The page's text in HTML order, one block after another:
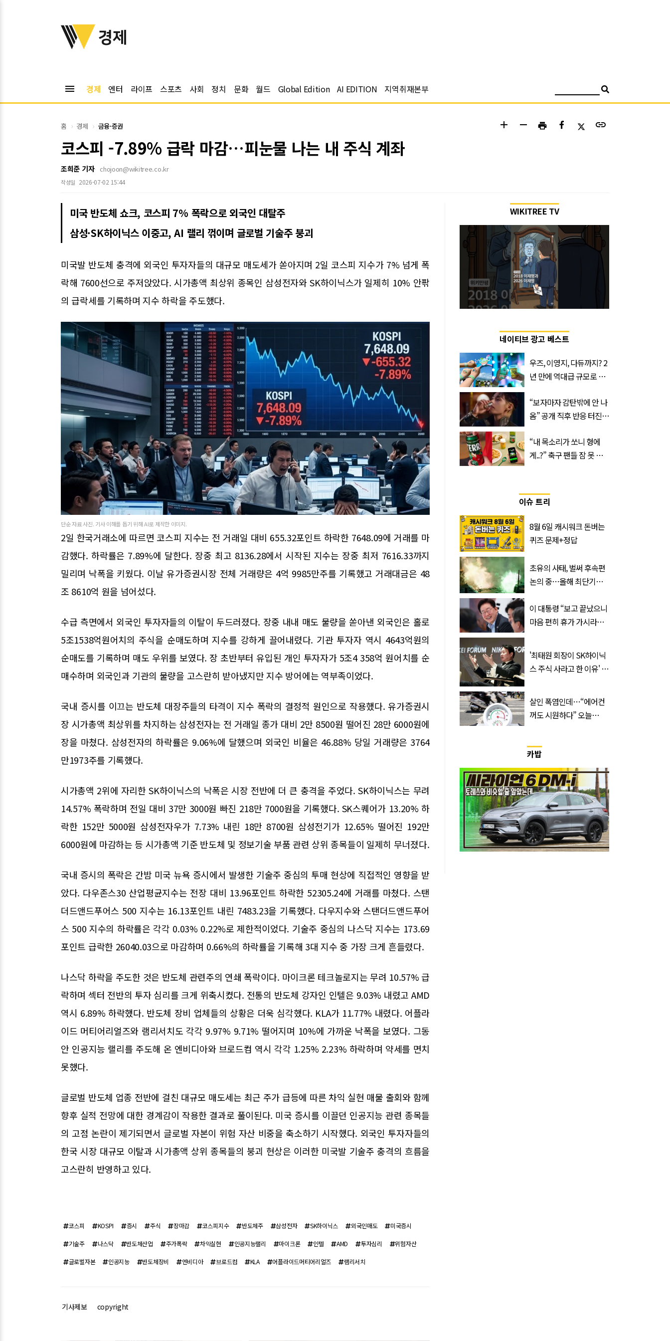
위키트리
경제
menu 경제 엔터 라이프 스포츠 사회 정치 문화 월드 Global Edition AI EDITION 지역취재본부
홈 경제 금융·증권 add remove print link
코스피 -7.89% 급락 마감…피눈물 나는 내 주식 계좌
조희준 기자 chojoon@wikitree.co.kr
작성일 2026-07-02 15:44
미국 반도체 쇼크, 코스피 7% 폭락으로 외국인 대탈주
삼성·SK하이닉스 이중고, AI 랠리 꺾이며 글로벌 기술주 붕괴
미국발 반도체 충격에 외국인 투자자들의 대규모 매도세가 쏟아지며 2일 코스피 지수가 7% 넘게 폭
락해 7600선으로 주저앉았다. 시가총액 최상위 종목인 삼성전자와 SK하이닉스가 일제히 10% 안팎
의 급락세를 기록하며 지수 하락을 주도했다.
단순 자료 사진. 기사 이해를 돕기 위해 AI로 제작한 이미지.
2일 한국거래소에 따르면 코스피 지수는 전 거래일 대비 655.32포인트 하락한 7648.09에 거래를 마
감했다. 하락률은 7.89%에 달한다. 장중 최고 8136.28에서 시작된 지수는 장중 최저 7616.33까지
밀리며 낙폭을 키웠다. 이날 유가증권시장 전체 거래량은 4억 9985만주를 기록했고 거래대금은 48
조 8610억 원을 넘어섰다.
수급 측면에서 외국인 투자자들의 이탈이 두드러졌다. 장중 내내 매도 물량을 쏟아낸 외국인은 홀로
5조1538억원어치의 주식을 순매도하며 지수를 강하게 끌어내렸다. 기관 투자자 역시 4643억원의
순매도를 기록하며 매도 우위를 보였다. 장 초반부터 유입된 개인 투자자가 5조4 358억 원어치를 순
매수하며 외국인과 기관의 물량을 고스란히 받아냈지만 지수 방어에는 역부족이었다.
국내 증시를 이끄는 반도체 대장주들의 타격이 지수 폭락의 결정적 원인으로 작용했다. 유가증권시
장 시가총액 최상위를 차지하는 삼성전자는 전 거래일 종가 대비 2만 8500원 떨어진 28만 6000원에
장을 마쳤다. 삼성전자의 하락률은 9.06%에 달했으며 외국인 비율은 46.88% 당일 거래량은 3764
만1973주를 기록했다.
시가총액 2위에 자리한 SK하이닉스의 낙폭은 시장 전반에 더 큰 충격을 주었다. SK하이닉스는 무려
14.57% 폭락하며 전일 대비 37만 3000원 빠진 218만 7000원을 기록했다. SK스퀘어가 13.20% 하
락한 152만 5000원 삼성전자우가 7.73% 내린 18만 8700원 삼성전기가 12.65% 떨어진 192만
6000원에 마감하는 등 시가총액 기준 반도체 및 정보기술 부품 관련 상위 종목들이 일제히 무너졌다.
국내 증시의 폭락은 간밤 미국 뉴욕 증시에서 발생한 기술주 중심의 투매 현상에 직접적인 영향을 받
았다. 다우존스30 산업평균지수는 전장 대비 13.96포인트 하락한 52305.24에 거래를 마쳤다. 스탠
더드앤드푸어스 500 지수는 16.13포인트 내린 7483.23을 기록했다. 다우지수와 스탠더드앤드푸어
스 500 지수의 하락률은 각각 0.03% 0.22%로 제한적이었다. 기술주 중심의 나스닥 지수는 173.69
포인트 급락한 26040.03으로 마감하며 0.66%의 하락률을 기록해 3대 지수 중 가장 크게 흔들렸다.
나스닥 하락을 주도한 것은 반도체 관련주의 연쇄 폭락이다. 마이크론 테크놀로지는 무려 10.57% 급
락하며 섹터 전반의 투자 심리를 크게 위축시켰다. 전통의 반도체 강자인 인텔은 9.03% 내렸고 AMD
역시 6.89% 하락했다. 반도체 장비 업체들의 상황은 더욱 심각했다. KLA가 11.77% 내렸다. 어플라
이드 머티어리얼즈와 램리서치도 각각 9.97% 9.71% 떨어지며 10%에 가까운 낙폭을 보였다. 그동
안 인공지능 랠리를 주도해 온 엔비디아와 브로드컴 역시 각각 1.25% 2.23% 하락하며 약세를 면치
못했다.
글로벌 반도체 업종 전반에 걸친 대규모 매도세는 최근 주가 급등에 따른 차익 실현 매물 출회와 함께
향후 실적 전망에 대한 경계감이 작용한 결과로 풀이된다. 미국 증시를 이끌던 인공지능 관련 종목들
의 고점 논란이 제기되면서 글로벌 자본이 위험 자산 비중을 축소하기 시작했다. 외국인 투자자들의
한국 시장 대규모 이탈과 시가총액 상위 종목들의 붕괴 현상은 이러한 미국발 기술주 충격의 흐름을
고스란히 반영하고 있다.
코스피 KOSPI 증시 주식 장마감 코스피지수 반도체주 삼성전자 SK하이닉스 외국인매도 미국증시
기술주 나스닥 반도체산업 주가폭락 차익실현 인공지능랠리 마이크론 인텔 AMD 투자심리 위험자산
글로벌자본 인공지능 반도체장비 엔비디아 브로드컴 KLA 어플라이드머티어리얼즈 램리서치
기사제보 copyright
WIKITREE TV
네이티브 광고 베스트
우즈, 이영지, 다듀까지? 2
년 만에 역대급 규모로 돌
벌’
“보자마자 감탄밖에 안 나
옴” 공개 직후 반응 터진
“내 목소리가 쏘니 형에
게..?” 축구 팬들 잠 못 들
이슈 트리
8월 6일 캐시워크 돈버는
퀴즈 문제+정답
초유의 사태, 벌써 후속편
논의 중…올해 최단기간
정체
이 대통령 “보고 끝났으니
마음 편히 휴가 가시라…
'최태원 회장이 SK하이닉
스 주식 사라고 한 이유' 글
살인 폭염인데…“에어컨
꺼도 시원하다” 오늘
카밥